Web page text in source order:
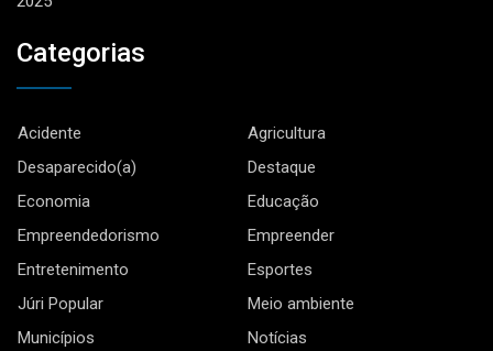
Categorias
Acidente
Agricultura
Desaparecido(a)
Destaque
Economia
Educação
Empreendedorismo
Empreender
Entretenimento
Esportes
Júri Popular
Meio ambiente
Municípios
Notícias